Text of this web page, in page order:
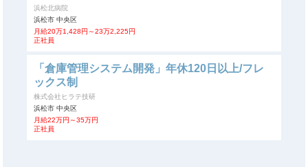
浜松北病院
浜松市 中央区
月給20万1,428円～23万2,225円
正社員
「倉庫管理システム開発」年休120日以上/フレ
ックス制
株式会社ヒラテ技研
浜松市 中央区
月給22万円～35万円
正社員